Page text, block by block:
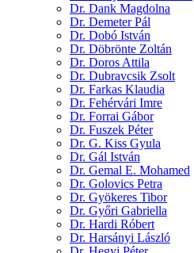
Dr. Dank Magdolna
Dr. Demeter Pál
Dr. Dobó István
Dr. Döbrönte Zoltán
Dr. Doros Attila
Dr. Dubravcsik Zsolt
Dr. Farkas Klaudia
Dr. Fehérvári Imre
Dr. Forrai Gábor
Dr. Fuszek Péter
Dr. G. Kiss Gyula
Dr. Gál István
Dr. Gemal E. Mohamed
Dr. Golovics Petra
Dr. Gyökeres Tibor
Dr. Győri Gabriella
Dr. Hardi Róbert
Dr. Harsányi László